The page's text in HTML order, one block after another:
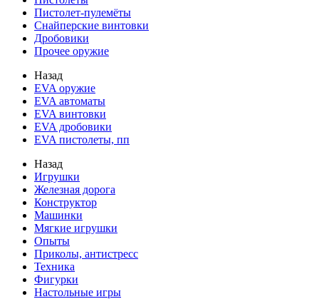
Пистолет-пулемёты
Снайперские винтовки
Дробовики
Прочее оружие
Назад
EVA оружие
EVA автоматы
EVA винтовки
EVA дробовики
EVA пистолеты, пп
Назад
Игрушки
Железная дорога
Конструктор
Машинки
Мягкие игрушки
Опыты
Приколы, антистресс
Техника
Фигурки
Настольные игры